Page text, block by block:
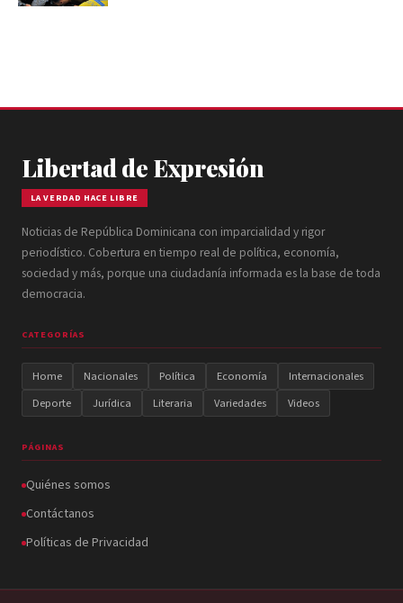
Libertad de Expresión
LA VERDAD HACE LIBRE
Noticias de República Dominicana con imparcialidad y rigor
periodístico. Cobertura en tiempo real de política, economía,
sociedad y más, porque una ciudadanía informada es la base de toda
democracia.
CATEGORÍAS
Home Nacionales Política Economía
Internacionales
Deporte
Jurídica Literaria Variedades Videos
PÁGINAS
Quiénes somos
Contáctanos
Políticas de Privacidad